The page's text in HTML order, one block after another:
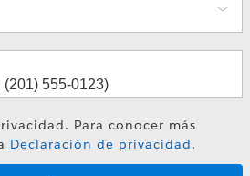
Para conocer más
Declaración de privacidad.